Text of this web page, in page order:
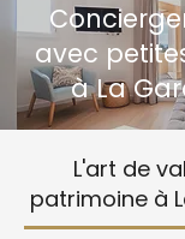
avec
à La
L'art de
patrimoine à